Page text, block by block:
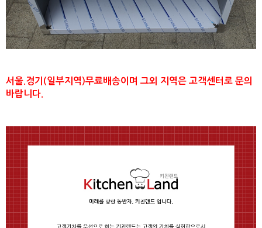
서울.경기(일부지역)무료배송이며 그외 지역은 고객센터로 문의
바랍니다.